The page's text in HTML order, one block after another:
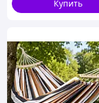
Купить